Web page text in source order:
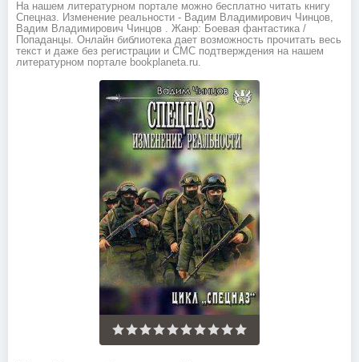
На нашем литературном портале можно бесплатно читать книгу
Спецназ. Изменение реальности - Вадим Владимирович Чинцов,
Вадим Владимирович Чинцов . Жанр: Боевая фантастика /
Попаданцы. Онлайн библиотека дает возможность прочитать весь
текст и даже без регистрации и СМС подтверждения на нашем
литературном портале bookplaneta.ru.